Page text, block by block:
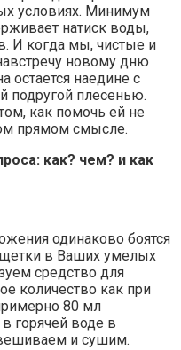
условиях. Минимум
натиск воды,
И когда мы, чистые и
новому дню
остается наедине с
подругой плесенью.
как помочь ей не
прямом смысле.
как? чем? и как
одинаково боятся
в Ваших умелых
средство для
количество как при
80 мл
горячей воде в
и сушим.